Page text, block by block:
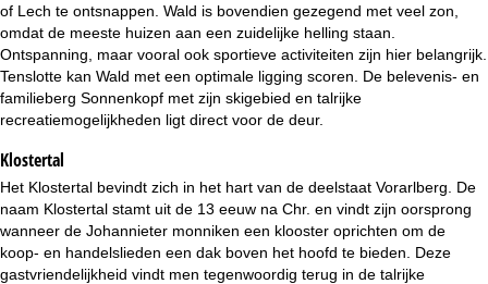
g
i
n
of Lech te ontsnappen. Wald is bovendien gezegend met veel zon,
omdat de meeste huizen aan een zuidelijke helling staan.
Ontspanning, maar vooral ook sportieve activiteiten zijn hier belangrijk.
Tenslotte kan Wald met een optimale ligging scoren. De belevenis- en
familieberg Sonnenkopf met zijn skigebied en talrijke
recreatiemogelijkheden ligt direct voor de deur.
Klostertal
Het Klostertal bevindt zich in het hart van de deelstaat Vorarlberg. De
naam Klostertal stamt uit de 13 eeuw na Chr. en vindt zijn oorsprong
wanneer de Johannieter monniken een klooster oprichten om de
koop- en handelslieden een dak boven het hoofd te bieden. Deze
gastvriendelijkheid vindt men tegenwoordig terug in de talrijke